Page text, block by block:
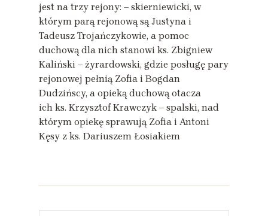
jest na trzy rejony: – skierniewicki, w
którym parą rejonową są Justyna i
Tadeusz Trojańczykowie, a pomoc
duchową dla nich stanowi ks. Zbigniew
Kaliński – żyrardowski, gdzie posługę pary
rejonowej pełnią Zofia i Bogdan
Dudzińscy, a opieką duchową otacza
ich ks. Krzysztof Krawczyk – spalski, nad
którym opiekę sprawują Zofia i Antoni
Kęsy z ks. Dariuszem Łosiakiem